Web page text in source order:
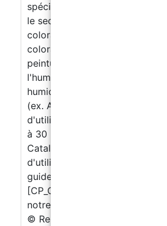
spécialement conçue pour le
le secteur de l'art. Compatible
colorants, les pigments en
colorants à base d'alcool et
peintures en aérosol. Attention:
l'humidité, ne pas utiliser sur
humides ou avec des colorants
(ex. Acryliques) Données
d'utilisation 100: 70 (en poids)
à 30 ° C): 40 ', Film (1 mm à 30
Catalyse complète après 24
d'utilisation des résines avec à
guide à consulter ou à
[CP_CALCULATED_FIELDS
notre application "Resin
© Resin Pro Srl. La